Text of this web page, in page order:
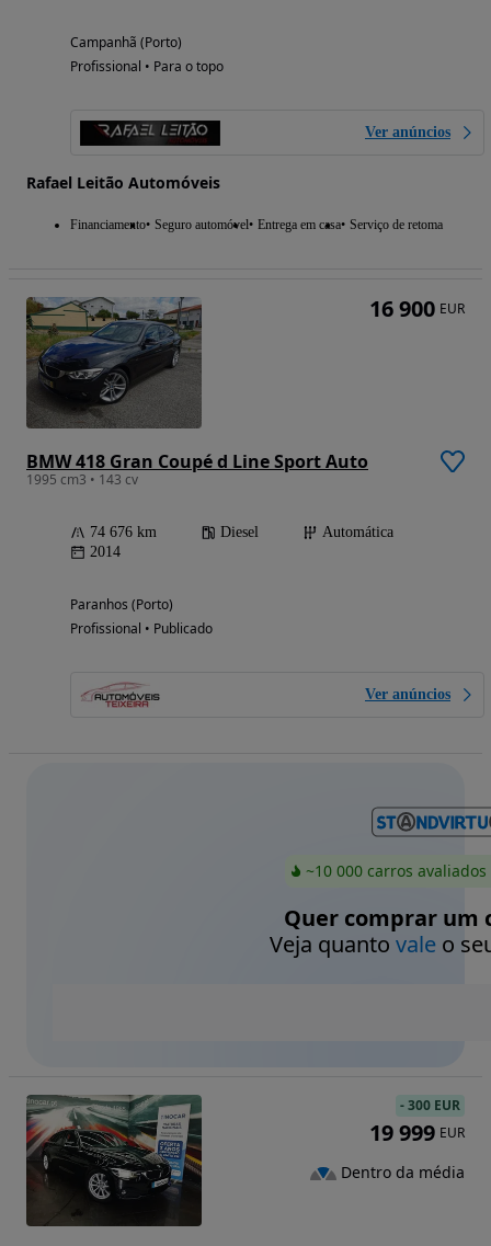
Campanhã (Porto)
Profissional • Para o topo
Ver anúncios
Rafael Leitão Automóveis
Financiamento Seguro automóvel Entrega em casa Serviço de retoma
BMW 418 Gran Coupé d Line Sport Auto
1995 cm3 • 143 cv
74 676 km Diesel
Automática
2014
Paranhos (Porto)
Profissional • Publicado
Ver anúncios
16 900 EUR
~10 000 carros
Quer comprar um
Veja quanto valeo
-300 EUR
19 999 EUR
Dentro da média